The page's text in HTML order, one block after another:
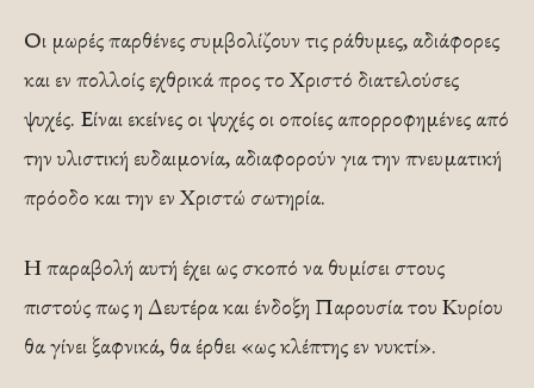
Οι μωρές παρθένες συμβολίζουν τις ράθυμες, αδιάφορες
και εν πολλοίς εχθρικά προς το Χριστό διατελούσες
ψυχές. Είναι εκείνες οι ψυχές οι οποίες απορροφημένες από
την υλιστική ευδαιμονία, αδιαφορούν για την πνευματική
πρόοδο και την εν Χριστώ σωτηρία.
Η παραβολή αυτή έχει ως σκοπό να θυμίσει στους
πιστούς πως η Δευτέρα και ένδοξη Παρουσία του Κυρίου
θα γίνει ξαφνικά, θα έρθει «ως κλέπτης εν νυκτί».